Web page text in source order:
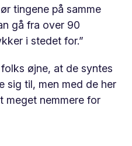
tingene på samme
gå fra over 90
i stedet for.”
øjne, at de syntes
sig til, men med de her
meget nemmere for